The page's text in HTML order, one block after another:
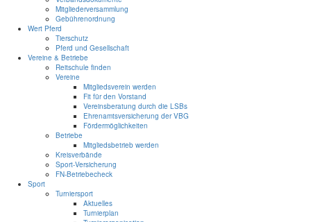
Mitgliederversammlung
Gebührenordnung
Wert Pferd
Tierschutz
Pferd und Gesellschaft
Vereine & Betriebe
Reitschule finden
Vereine
Mitgliedsverein werden
Fit für den Vorstand
Vereinsberatung durch die LSBs
Ehrenamtsversicherung der VBG
Fördermöglichkeiten
Betriebe
Mitgliedsbetrieb werden
Kreisverbände
Sport-Versicherung
FN-Betriebecheck
Sport
Turniersport
Aktuelles
Turnierplan